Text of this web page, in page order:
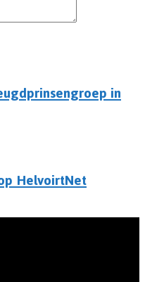
in
HelvoirtNet